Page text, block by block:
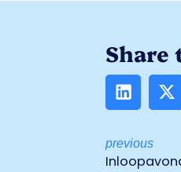
Share
previous